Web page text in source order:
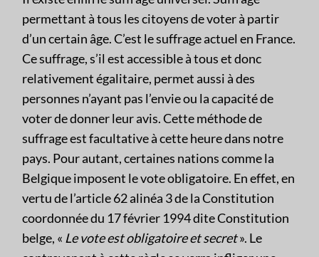
permettant à tous les citoyens de voter à partir
d’un certain âge. C’est le suffrage actuel en France.
Ce suffrage, s’il est accessible à tous et donc
relativement égalitaire, permet aussi à des
personnes n’ayant pas l’envie ou la capacité de
voter de donner leur avis. Cette méthode de
suffrage est facultative à cette heure dans notre
pays. Pour autant, certaines nations comme la
Belgique imposent le vote obligatoire. En effet, en
vertu de l’article 62 alinéa 3 de la Constitution
coordonnée du 17 février 1994 dite Constitution
belge, « Le vote est obligatoire et secret». Le